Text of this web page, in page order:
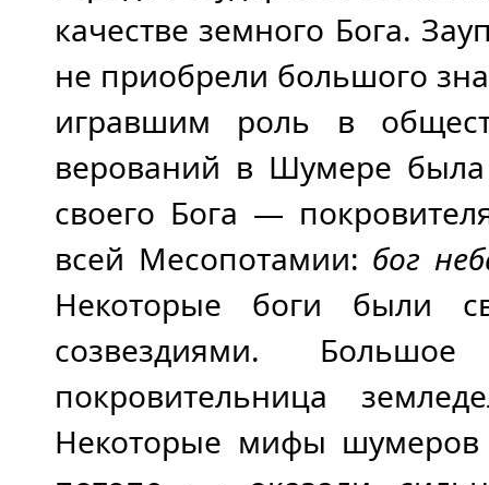
качестве земного Бога.
не приобрели большого
игравшим роль в
верований в Шумере
своего Бога —
всей Месопотамии: бог
Некоторые боги были
созвездиями.
покровительница
Некоторые мифы